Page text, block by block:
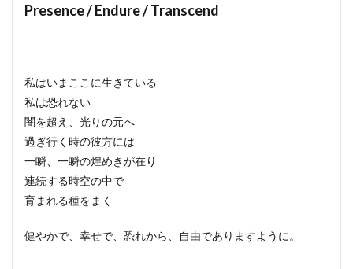
Presence / Endure / Transcend
私はいまここに生きている
私は恐れない
闇を超え、光りの元へ
過ぎ行く時の彼方には
一瞬、一瞬の煌めきが在り
連続する時空の中で
育まれる種をまく
健やかで、幸せで、恐れから、自由でありますように。